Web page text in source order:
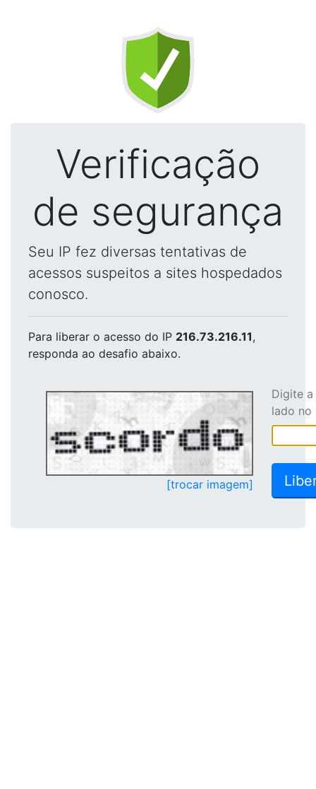
Verificação
de segurança
Seu IP fez diversas tentativas de
acessos suspeitos a sites hospedados
conosco.
Para liberar o acesso do IP 216.73.216.11,
responda ao desafio abaixo.
[trocar imagem]
Digite
lado no